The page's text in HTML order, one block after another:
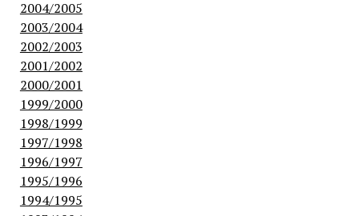
2004/2005
2003/2004
2002/2003
2001/2002
2000/2001
1999/2000
1998/1999
1997/1998
1996/1997
1995/1996
1994/1995